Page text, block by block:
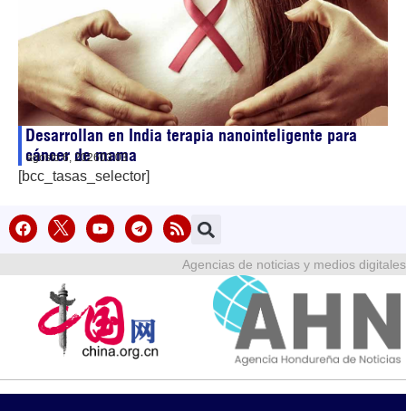
Desarrollan en India terapia nanointeligente para
cáncer de mama
agosto 6, 202603:03
[bcc_tasas_selector]
Agencias de noticias y medios digitales